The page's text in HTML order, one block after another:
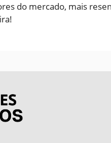
do mercado, mais